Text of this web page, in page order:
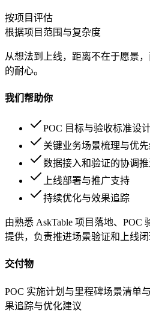
按项目评估
根据项目范围与复杂度
从想法到上线，距离不在于愿景
的耐心。
我们帮助你
POC 目标与验收标准设
关键业务场景梳理与优先
数据接入和验证的协调
上线部署与推广支持
持续优化与效果追踪
由熟悉 AskTable 项目落地、POC
提供，负责推进场景验证和上线闭
交付物
POC 实施计划与里程碑场景清单
果追踪与优化建议